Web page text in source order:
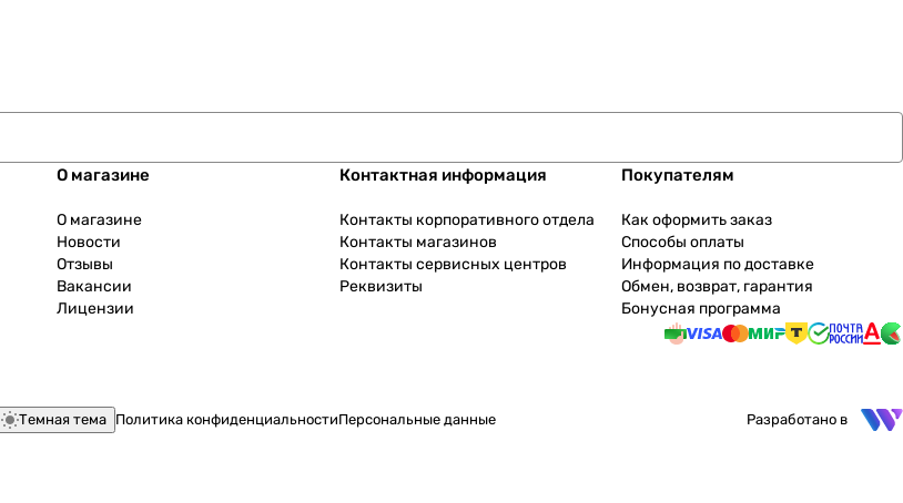
О магазине
О магазине
Новости
Отзывы
Вакансии
Лицензии
Контактная информация
Контакты корпоративного отдела
Контакты магазинов
Контакты сервисных центров
Реквизиты
Покупателям
Как оформить заказ
Способы оплаты
Информация по доставке
Обмен, возврат, гарантия
Бонусная программа
Темная тема Политика конфиденциальностиПерсональные данные Разработано в